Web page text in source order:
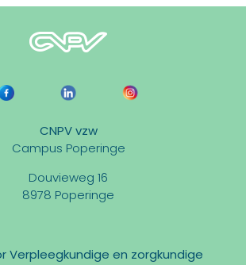
CNPV vzw
Campus Poperinge
Douvieweg 16
8978 Poperinge
Verpleegkundige en zorgkundige